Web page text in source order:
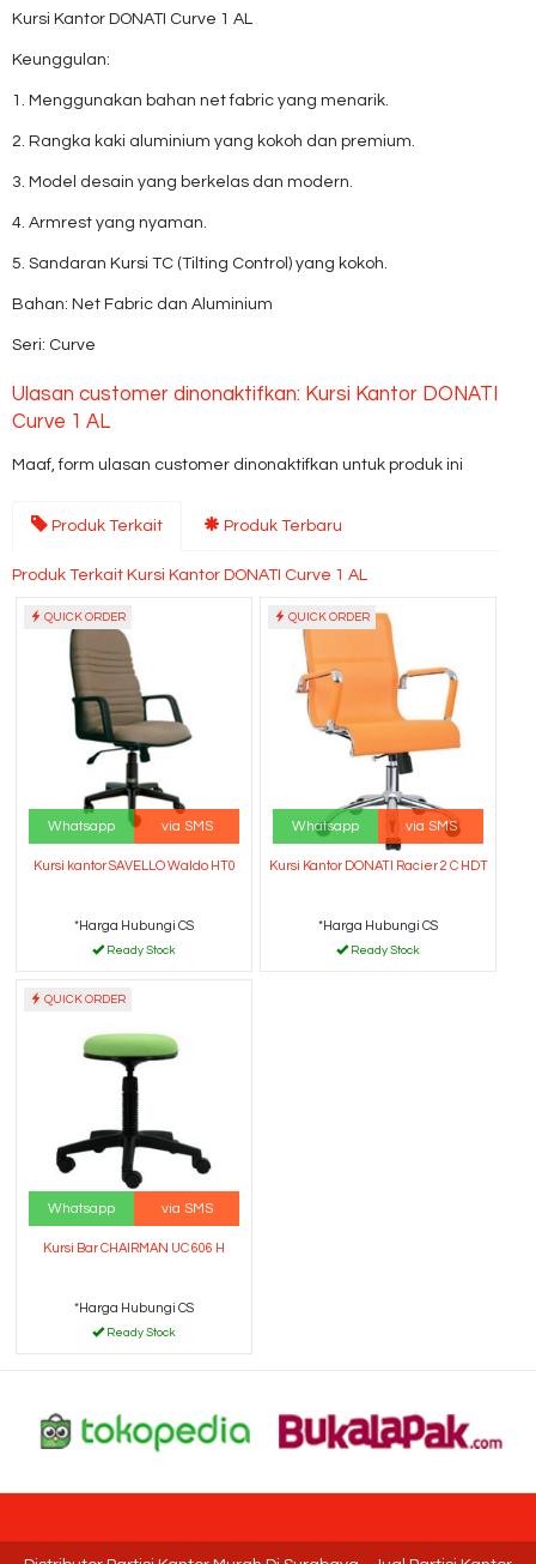
Kursi Kantor DONATI Curve 1 AL
Keunggulan:
1. Menggunakan bahan net fabric yang menarik.
2. Rangka kaki aluminium yang kokoh dan premium.
3. Model desain yang berkelas dan modern.
4. Armrest yang nyaman.
5. Sandaran Kursi TC (Tilting Control) yang kokoh.
Bahan: Net Fabric dan Aluminium
Seri: Curve
Ulasan customer dinonaktifkan: Kursi Kantor DONATI
Curve 1 AL
Maaf, form ulasan customer dinonaktifkan untuk produk ini
Produk Terkait Produk Terbaru
Produk Terkait Kursi Kantor DONATI Curve 1 AL
QUICK ORDER
Whatsapp via SMS
Kursi kantor SAVELLO Waldo HT0
*Harga Hubungi CS
Ready Stock
QUICK ORDER
Whatsapp via SMS
Kursi Kantor DONATI Racier 2 C HDT
*Harga Hubungi CS
Ready Stock
QUICK ORDER
Whatsapp via SMS
Kursi Bar CHAIRMAN UC 606 H
*Harga Hubungi CS
Ready Stock